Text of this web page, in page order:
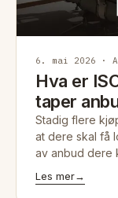
6. mai 2026 ·
Hva er
taper
Stadig flere
at dere skal få
av anbud dere
Les mer→